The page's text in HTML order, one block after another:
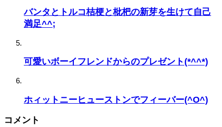
バンタとトルコ桔梗と枇杷の新芽を生けて自己
満足^^;
可愛いボーイフレンドからのプレゼント(*^^*)
ホィットニーヒューストンでフィーバー(^O^)
コメント